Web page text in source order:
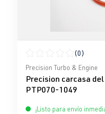
Calificación promedio
(0)
Precision Turbo & Engine
Precision carcasa
PTP070-1049
¡Listo para envío